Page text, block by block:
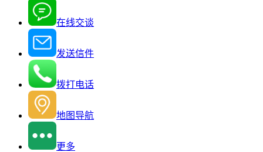
在线交谈
发送信件
拨打电话
地图导航
更多